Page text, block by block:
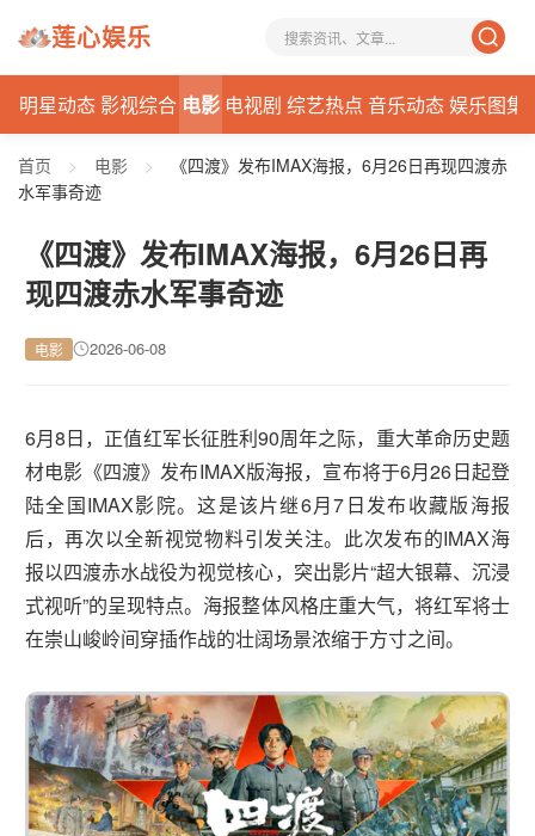
莲心娱乐
明星动态 影视综合 电影 电视剧 综艺热点 音乐动态娱乐图集
首页 > 电影 >
《四渡》发布IMAX海报，6月26日再现四渡赤
水军事奇迹
《四渡》发布IMAX海报，6月26日再
现四渡赤水军事奇迹
电影 2026-06-08
6月8日，正值红军长征胜利90周年之际，重大革命历史题
材电影《四渡》发布IMAX版海报，宣布将于6月26日起登
陆全国IMAX影院。这是该片继6月7日发布收藏版海报
后，再次以全新视觉物料引发关注。此次发布的IMAX海
报以四渡赤水战役为视觉核心，突出影片“超大银幕、沉浸
式视听”的呈现特点。海报整体风格庄重大气，将红军将士
在崇山峻岭间穿插作战的壮阔场景浓缩于方寸之间。